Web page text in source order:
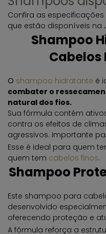
Confira as especificações
que estão disponíveis na
Shampoo
Cabelos
O shampoo hidratante é
combater o
natural dos fios.
Sua fórmula contém
contra os efeitos de
agressivos. Importante
evitando que as
poderia resultar em fios
Esse é ideal para quem
quem tem cabelos finos.
Shampoo
Este shampoo para
desenvolvido
oferecendo proteção e
capilar contra danos
A fórmula reforça a